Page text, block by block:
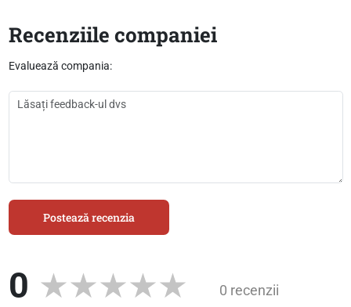
Recenziile companiei
Evaluează compania:
Postează recenzia
0 0 recenzii